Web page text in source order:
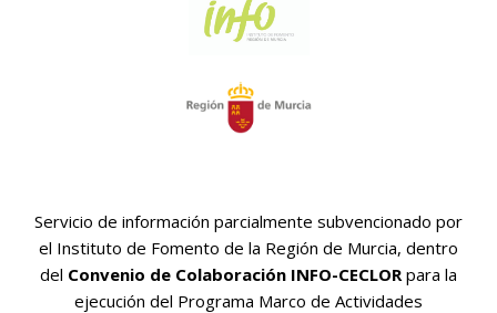
Servicio de información parcialmente subvencionado por
el Instituto de Fomento de la Región de Murcia, dentro
del Convenio de Colaboración INFO-CECLOR para la
ejecución del Programa Marco de Actividades